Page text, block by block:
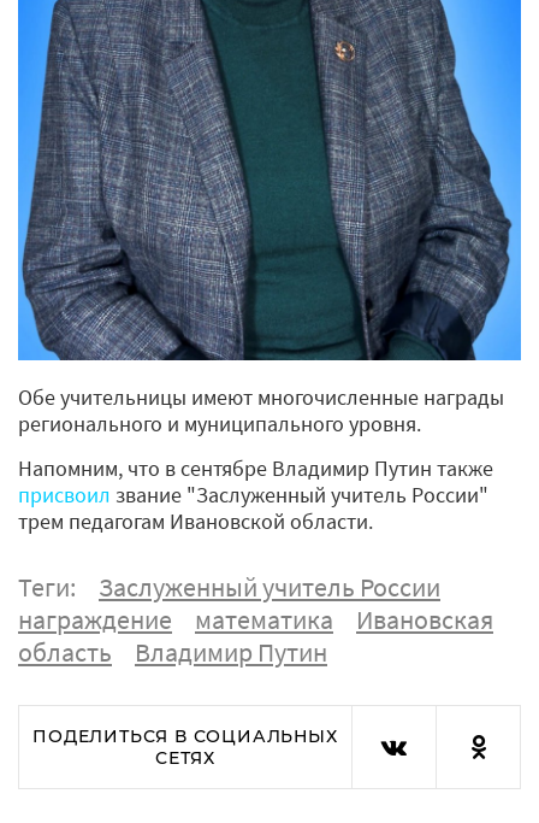
Обе учительницы имеют многочисленные награды
регионального и муниципального уровня.
Напомним, что в сентябре Владимир Путин также
присвоил звание "Заслуженный учитель России"
трем педагогам Ивановской области.
Теги:
Заслуженный учитель России
награждение
математика
Ивановская
область
Владимир Путин
ПОДЕЛИТЬСЯ В СОЦИАЛЬНЫХ
СЕТЯХ